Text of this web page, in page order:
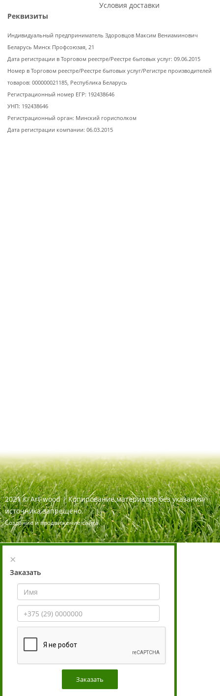
Условия доставки
Реквизиты
Индивидуальный предприниматель Здоровцов Максим Вениаминович
Беларусь Минск Профсоюзая, 21
Дата регистрации в Торговом реестре/Реестре бытовых услуг: 09.06.2015
Номер в Торговом реестре/Реестре бытовых услуг/Регистре производителей
товаров: 000000021185, Республика Беларусь
Регистрационный номер ЕГР: 192438646
УНП: 192438646
Регистрационный орган: Минский горисполком
Дата регистрации компании: 06.03.2015
2021 ©Art-wood |Копирование материалов без указания
источника запрещено.
Создание и продвижение сайта
×
Заказать
Заказать